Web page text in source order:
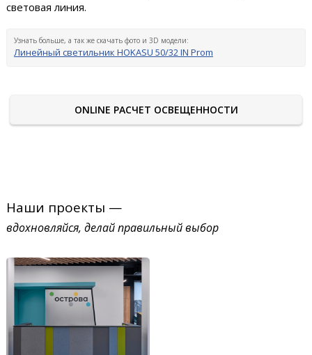
световая линия.
Узнать больше, а так же скачать фото и 3D модели:
Линейный светильник HOKASU 50/32 IN Prom
ONLINE РАСЧЕТ ОСВЕЩЕННОСТИ
Наши проекты —
вдохновляйся, делай правильный выбор